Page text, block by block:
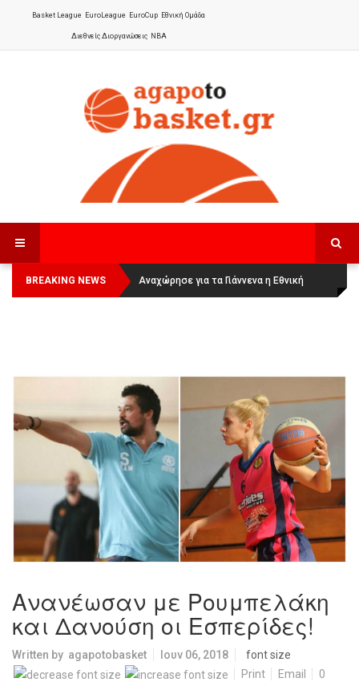
Basket League EuroLeague EuroCup Εθνική Ομάδα
Διεθνείς Διοργανώσεις NBA
BREAKING NEWS
Οι Πάνθηρες Καβάλας στην Women
Basketball League 1
Αναχώρησε για τα Γιάννενα η Εθνική
Γυναικών:
Ανανέωσαν με Ρουμπελάκη
και Δανούση οι Εσπερίδες!
Written by agapotobasket Ιουν 06, 2018
font size
Print
Email
0